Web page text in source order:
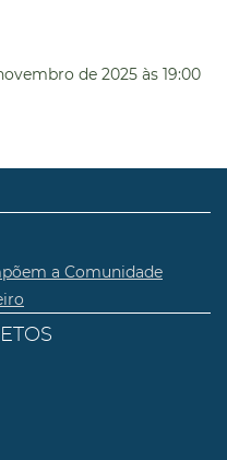
de 2025 às 19:00
a Comunidade